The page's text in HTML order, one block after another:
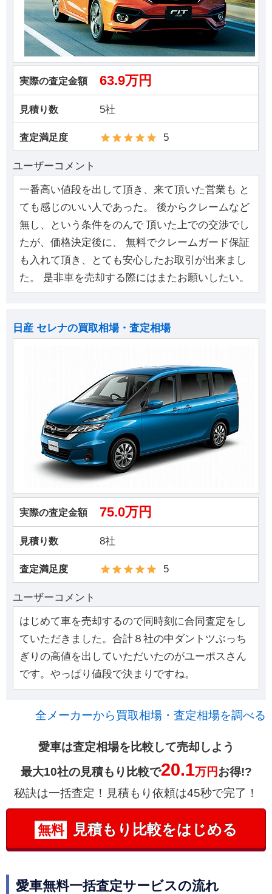
実際の査定金額 63.9万円
見積り数 5社
査定満足度 5
ユーザーコメント
一番高い値段を出して頂き、来て頂いた営業も と
ても感じのいい人であった。 後からクレームなど
無し、という条件をのんで 頂いた上での交渉でし
たが、価格決定後に、 無料でクレームガード保証
も入れて頂き、とても安心したお取引が出来まし
た。 是非車を売却する際にはまたお願いしたい。
日産 セレナの買取相場・査定相場
実際の査定金額 75.0万円
見積り数 8社
査定満足度 5
ユーザーコメント
はじめて車を売却するので同時刻に合同査定をし
ていただきました。合計８社の中ダントツぶっち
ぎりの高値を出していただいたのがユーポスさん
です。やっぱり値段で決まりですね。
全メーカーから買取相場・査定相場を調べる
愛車は査定相場を比較して売却しよう
最大10社の見積もり比較で20.1万円お得!?
秘訣は一括査定！見積もり依頼は45秒で完了！
無料 見積もり比較をはじめる
愛車無料一括査定サービスの流れ